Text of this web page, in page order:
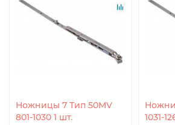
Ножницы 7 Тип 50MV
801-1030 1 шт.
1031-